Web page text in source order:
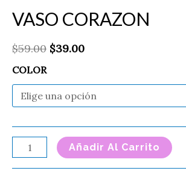
VASO CORAZON
$59.00 $39.00
COLOR
Añadir Al Carrito